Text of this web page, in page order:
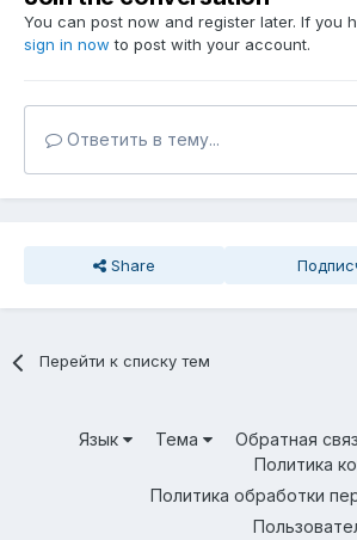
You can post now and register later. If you
sign in now to post with your account.
Ответить в тему...
Share
Перейти к списку тем
Язык Тема Обратная
Политика
Политика обработки